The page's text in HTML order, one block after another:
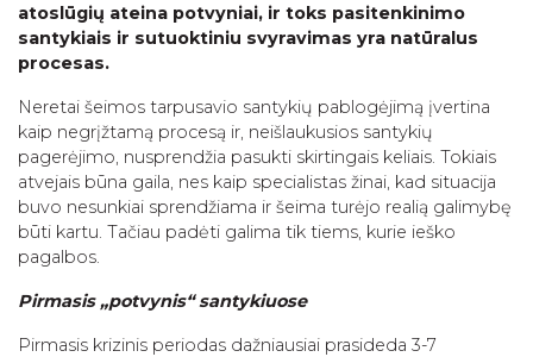
atoslūgių ateina potvyniai, ir toks pasitenkinimo
santykiais ir sutuoktiniu svyravimas yra natūralus
procesas.
Neretai šeimos tarpusavio santykių pablogėjimą įvertina
kaip negrįžtamą procesą ir, neišlaukusios santykių
pagerėjimo, nusprendžia pasukti skirtingais keliais. Tokiais
atvejais būna gaila, nes kaip specialistas žinai, kad situacija
buvo nesunkiai sprendžiama ir šeima turėjo realią galimybę
būti kartu. Tačiau padėti galima tik tiems, kurie ieško
pagalbos.
Pirmasis „potvynis“ santykiuose
Pirmasis krizinis periodas dažniausiai prasideda 3-7